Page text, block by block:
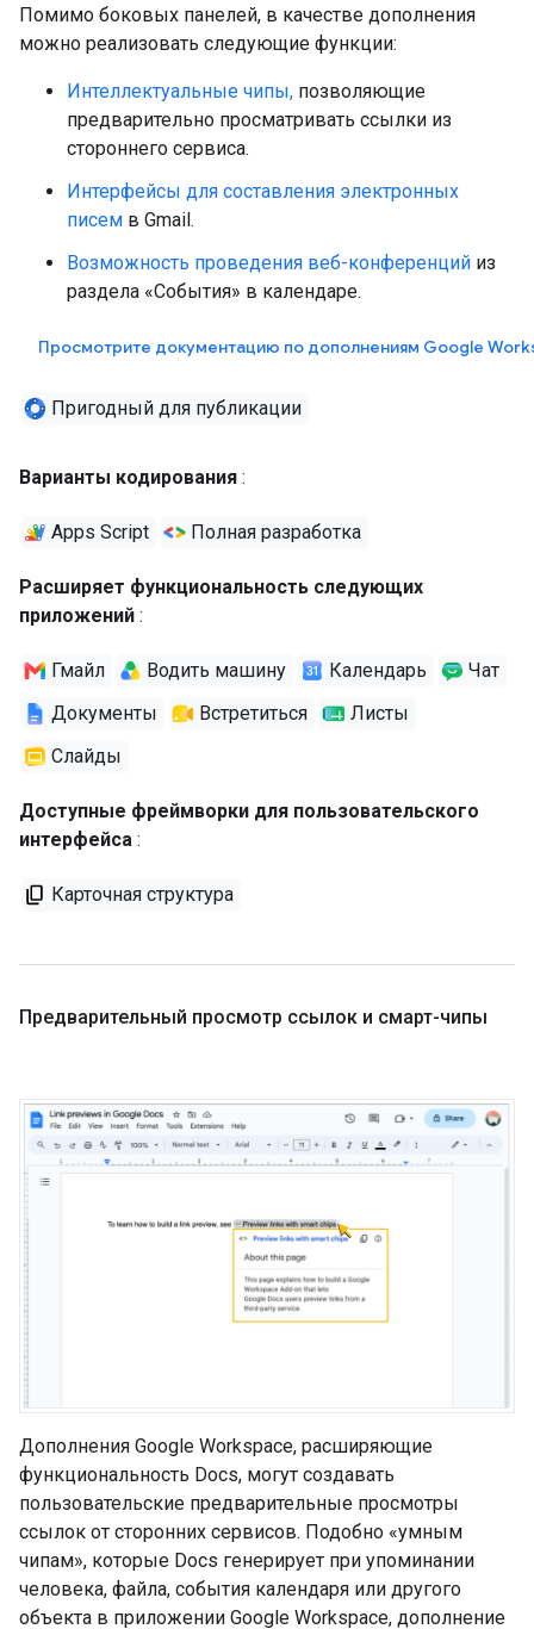
Помимо боковых панелей, в качестве дополнения
можно реализовать следующие функции:
Интеллектуальные чипы, позволяющие
предварительно просматривать ссылки из
стороннего сервиса.
Интерфейсы для составления электронных
писем в Gmail.
Возможность проведения веб-конференций из
раздела «События» в календаре.
Просмотрите документацию по дополнениям Google
Пригодный для публикации
Варианты кодирования :
Apps Script Полная разработка
Расширяет функциональность следующих
приложений :
Гмайл Водить машину Календарь
Чат
Документы
Встретиться
Листы
Слайды
Доступные фреймворки для пользовательского
интерфейса :
Карточная структура
Предварительный просмотр ссылок и смарт-чипы
Дополнения Google Workspace, расширяющие
функциональность Docs, могут создавать
пользовательские предварительные просмотры
ссылок от сторонних сервисов. Подобно «умным
чипам», которые Docs генерирует при упоминании
человека, файла, события календаря или другого
объекта в приложении Google Workspace, дополнение